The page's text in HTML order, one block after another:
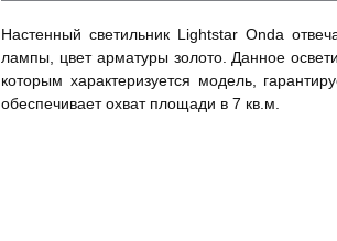
Настенный светильник Lightstar Onda
лампы, цвет арматуры золото. Данное
которым характеризуется модель,
обеспечивает охват площади в 7 кв.м.